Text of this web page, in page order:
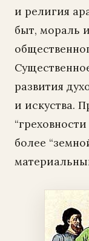
и религия
быт, мораль
развития
и искуства.
более